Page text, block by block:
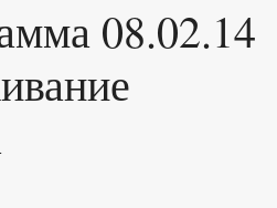
08.02.14